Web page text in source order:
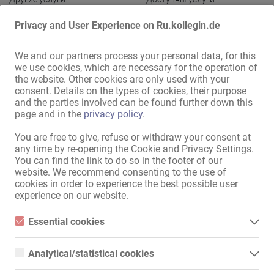
Privacy and User Experience on Ru.kollegin.de
We and our partners process your personal data, for this
we use cookies, which are necessary for the operation of
the website. Other cookies are only used with your
consent. Details on the types of cookies, their purpose
and the parties involved can be found further down this
page and in the privacy policy.
You are free to give, refuse or withdraw your consent at
any time by re-opening the Cookie and Privacy Settings.
You can find the link to do so in the footer of our
website. We recommend consenting to the use of
cookies in order to experience the best possible user
experience on our website.
Essential cookies
Essential cookies are all cookies necessary for the operation of
function properly without these cookies.
Analytical/statistical cookies
Analytical or statistical cookies are cookies that are used to
Адреса - оснащение
Интернет:
через WLAN
в доме:
Стиральная машина,
Сушильная машина,
Кухня:
Встроенная кухня
Ванна:
Душ ,Ванна
Гостевая зона:
Массажный кабинет
БДСМ:
БДСМ-зал
Расположение:
остановка
центр,Супермаркет,